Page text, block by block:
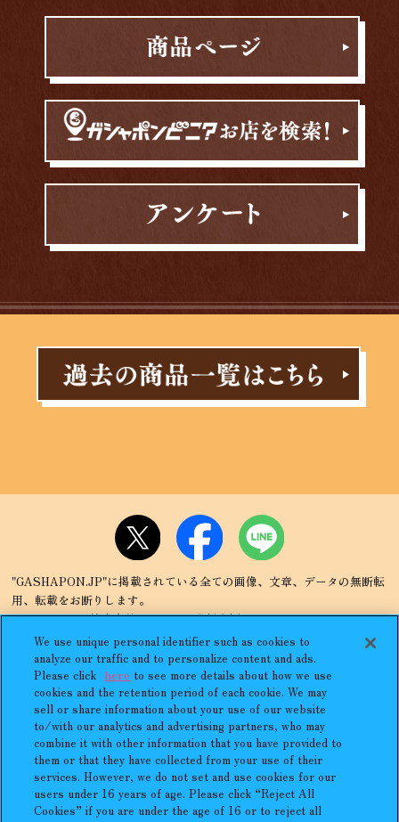
"GASHAPON.JP"に掲載されている全ての画像、文章、データの無断転
用、転載をお断りします。
"ガシャポン"は株式会社バンダイの登録商標です。
「まちぼうけ＼MACHIBOKE」はバンダイの日本国登録商標です。
アンケートは開催期間外の場合がございますので、ご了承ください。
プライバシーポリシー
よくあるご質問
お問合せ
ガシャポンどこ？
アンケート
発売スケジュール
We use unique personal identifier such as cookies to
analyze our traffic and to personalize content and ads.
Please click here to see more details about how we use
cookies and the retention period of each cookie. We may
sell or share information about your use of our website
to/with our analytics and advertising partners, who may
combine it with other information that you have provided to
them or that they have collected from your use of their
services. However, we do not set and use cookies for our
users under 16 years of age. Please click “Reject All
Cookies” if you are under the age of 16 or to reject all